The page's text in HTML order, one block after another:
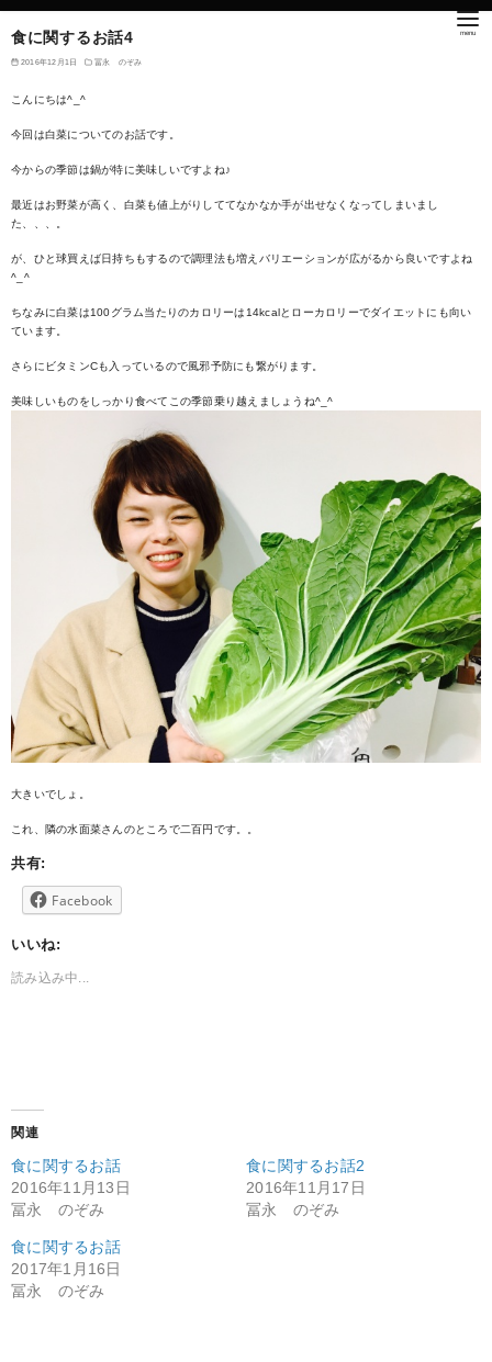
食に関するお話4
2016年12月1日 冨永 のぞみ
こんにちは^_^
今回は白菜についてのお話です。
今からの季節は鍋が特に美味しいですよね♪
最近はお野菜が高く、白菜も値上がりしててなかなか手が出せなくなってしまいまし
た、、、。
が、ひと球買えば日持ちもするので調理法も増えバリエーションが広がるから良いですよね
^_^
ちなみに白菜は100グラム当たりのカロリーは14kcalとローカロリーでダイエットにも向い
ています。
さらにビタミンCも入っているので風邪予防にも繋がります。
美味しいものをしっかり食べてこの季節乗り越えましょうね^_^
大きいでしょ。
これ、隣の水面菜さんのところで二百円です。。
共有:
Facebook
いいね:
読み込み中...
関連
食に関するお話
2016年11月13日
冨永 のぞみ
食に関するお話2
2016年11月17日
冨永 のぞみ
食に関するお話
2017年1月16日
冨永 のぞみ